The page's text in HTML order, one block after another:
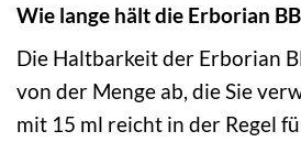
Wie lange hält die Erborian
Die Haltbarkeit der Erborian
von der Menge ab, die Sie
mit 15 ml reicht in der Regel